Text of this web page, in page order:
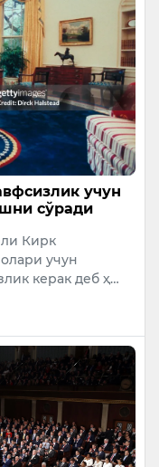
учун
сўради
Кирк
учун
керак деб ҳ…